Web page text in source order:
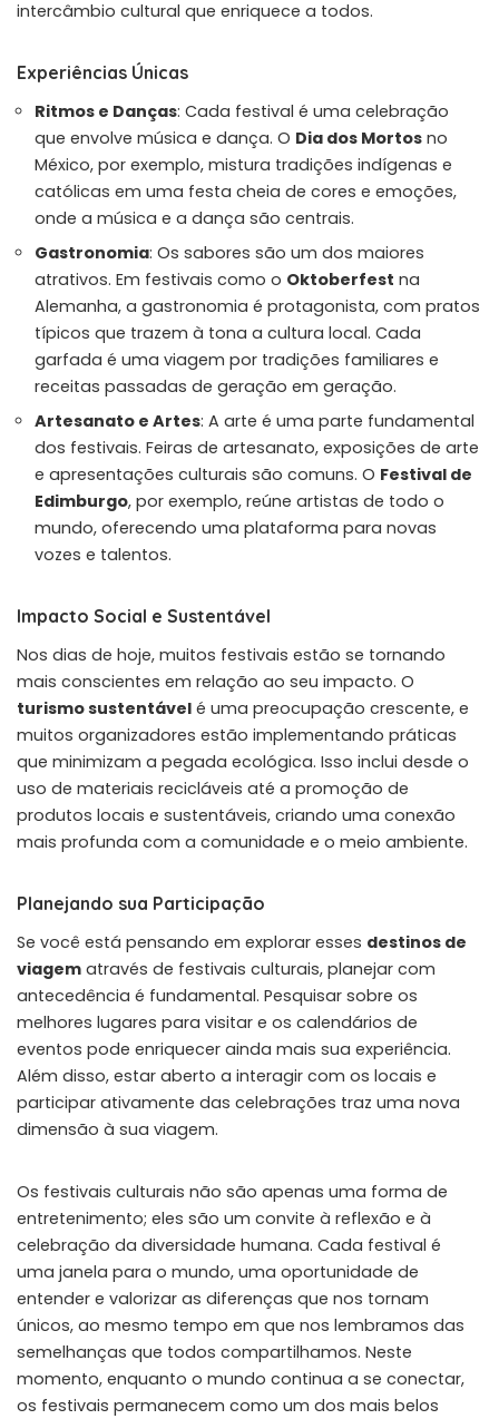
intercâmbio cultural que enriquece a todos.
Experiências Únicas
Ritmos e Danças: Cada festival é uma celebração
que envolve música e dança. O Dia dos Mortos no
México, por exemplo, mistura tradições indígenas e
católicas em uma festa cheia de cores e emoções,
onde a música e a dança são centrais.
Gastronomia: Os sabores são um dos maiores
atrativos. Em festivais como o Oktoberfest na
Alemanha, a gastronomia é protagonista, com pratos
típicos que trazem à tona a cultura local. Cada
garfada é uma viagem por tradições familiares e
receitas passadas de geração em geração.
Artesanato e Artes: A arte é uma parte fundamental
dos festivais. Feiras de artesanato, exposições de arte
e apresentações culturais são comuns. O Festival de
Edimburgo, por exemplo, reúne artistas de todo o
mundo, oferecendo uma plataforma para novas
vozes e talentos.
Impacto Social e Sustentável
Nos dias de hoje, muitos festivais estão se tornando
mais conscientes em relação ao seu impacto. O
turismo sustentável é uma preocupação crescente, e
muitos organizadores estão implementando práticas
que minimizam a pegada ecológica. Isso inclui desde o
uso de materiais recicláveis até a promoção de
produtos locais e sustentáveis, criando uma conexão
mais profunda com a comunidade e o meio ambiente.
Planejando sua Participação
Se você está pensando em explorar esses destinos de
viagem através de festivais culturais, planejar com
antecedência é fundamental. Pesquisar sobre os
melhores lugares para visitar e os calendários de
eventos pode enriquecer ainda mais sua experiência.
Além disso, estar aberto a interagir com os locais e
participar ativamente das celebrações traz uma nova
dimensão à sua viagem.
Os festivais culturais não são apenas uma forma de
entretenimento; eles são um convite à reflexão e à
celebração da diversidade humana. Cada festival é
uma janela para o mundo, uma oportunidade de
entender e valorizar as diferenças que nos tornam
únicos, ao mesmo tempo em que nos lembramos das
semelhanças que todos compartilhamos. Neste
momento, enquanto o mundo continua a se conectar,
os festivais permanecem como um dos mais belos